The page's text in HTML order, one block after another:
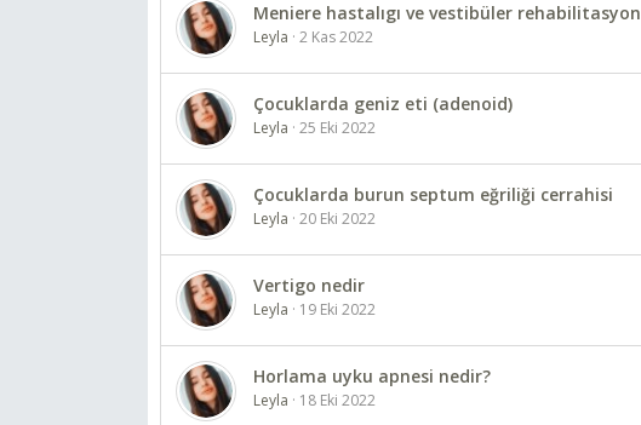
Meniere hastalıgı ve vestibüler rehabilitasyon
Leyla 2 Kas 2022
Çocuklarda geniz eti (adenoid)
Leyla 25 Eki 2022
Çocuklarda burun septum eğriliği cerrahisi
Leyla 20 Eki 2022
Vertigo nedir
Leyla 19 Eki 2022
Horlama uyku apnesi nedir?
Leyla 18 Eki 2022